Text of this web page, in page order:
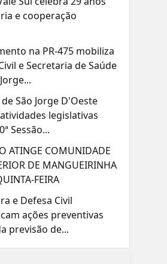
e cooperação
na PR-475 mobiliza
e Secretaria de Saúde
São Jorge D'Oeste
legislativas
Sessão...
ATINGE COMUNIDADE
DE MANGUEIRINHA
FEIRA
e Defesa Civil
ações preventivas
previsão de...